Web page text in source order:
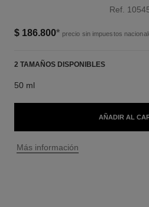
Ref.
$ 186.800* precio sin impuestos
2 TAMAÑOS DISPONIBLES
50 ml
AÑADIR AL
↩
Más información